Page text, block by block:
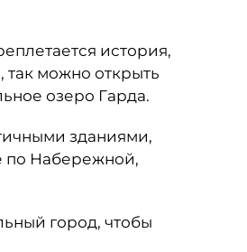
история,
так можно открыть
озеро Гарда.
зданиями,
по Набережной,
город, чтобы